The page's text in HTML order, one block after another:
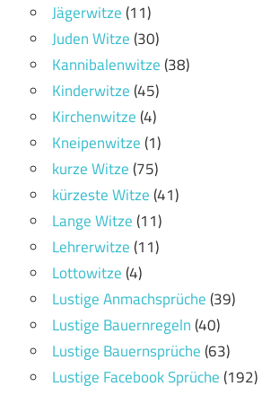
Jägerwitze(11)
Juden Witze(30)
Kannibalenwitze(38)
Kinderwitze(45)
Kirchenwitze(4)
Kneipenwitze(1)
kurze Witze(75)
kürzeste Witze(41)
Lange Witze(11)
Lehrerwitze(11)
Lottowitze(4)
Lustige Anmachsprüche(39)
Lustige Bauernregeln(40)
Lustige Bauernsprüche(63)
Lustige Facebook Sprüche(192)